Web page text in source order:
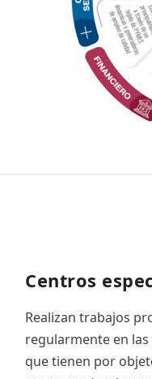
Centros
Realizan trabajos
regularmente en
que tienen por